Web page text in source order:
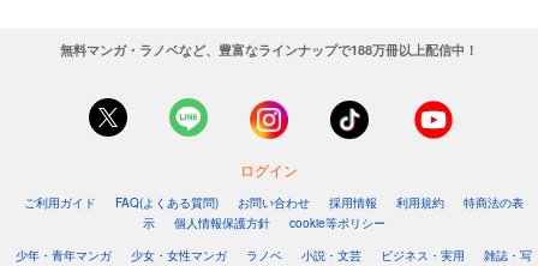
無料マンガ・ラノベなど、豊富なラインナップで188万冊以上配信中！
ログイン
ご利用ガイド FAQ(よくある質問) お問い合わせ 採用情報 利用規約
特商法の表
示
個人情報保護方針
cookie等ポリシー
少年・青年マンガ
少女・女性マンガ ラノベ 小説・文芸 ビジネス・実用 雑誌・写